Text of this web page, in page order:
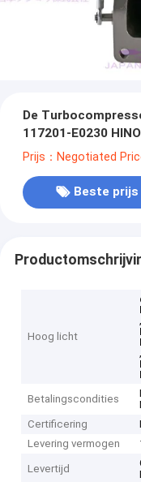
De
117201-E0230 HINO
Prijs：Negotiated
Beste prijs
Hoog licht
,
,
Betalingscondities
Certificering
Levering vermogen
Levertijd